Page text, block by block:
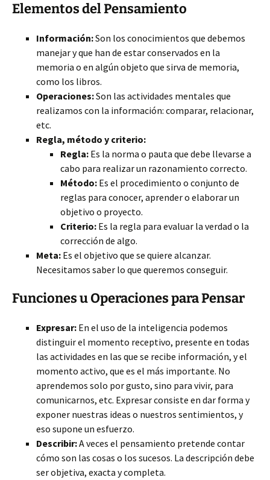
Elementos del Pensamiento
Información:Son los conocimientos que debemos
manejar y que han de estar conservados en la
memoria o en algún objeto que sirva de memoria,
como los libros.
Operaciones:Son las actividades mentales que
realizamos con la información: comparar, relacionar,
etc.
Regla, método y criterio:
Regla: Es la norma o pauta que debe llevarse a
cabo para realizar un razonamiento correcto.
Método: Es el procedimiento o conjunto de
reglas para conocer, aprender o elaborar un
objetivo o proyecto.
Criterio: Es la regla para evaluar la verdad o la
corrección de algo.
Meta: Es el objetivo que se quiere alcanzar.
Necesitamos saber lo que queremos conseguir.
Funciones u Operaciones para Pensar
Expresar: En el uso de la inteligencia podemos
distinguir el momento receptivo, presente en todas
las actividades en las que se recibe información, y el
momento activo, que es el más importante. No
aprendemos solo por gusto, sino para vivir, para
comunicarnos, etc. Expresar consiste en dar forma y
exponer nuestras ideas o nuestros sentimientos, y
eso supone un esfuerzo.
Describir:A veces el pensamiento pretende contar
cómo son las cosas o los sucesos. La descripción debe
ser objetiva, exacta y completa.